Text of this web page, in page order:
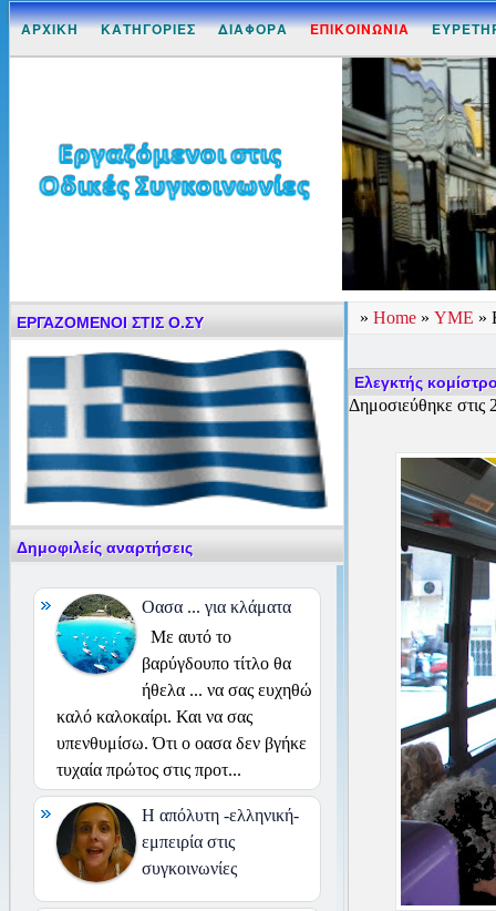
ΑΡΧΙΚΗ ΚΑΤΗΓΟΡΙΕΣ ΔΙΑΦΟΡΑ ΕΠΙΚΟΙΝΩΝΙΑ
» Home » ΥΜΕ »
Ελεγκτής
Δημοσιεύθηκε στις
ΕΡΓΑΖΟΜΕΝΟΙ ΣΤΙΣ Ο.ΣΥ
Δημοφιλείς αναρτήσεις
Οασα ... για κλάματα
Με αυτό το
βαρύγδουπο τίτλο θα
ήθελα ... να σας ευχηθώ
καλό καλοκαίρι. Και να σας
υπενθυμίσω. Ότι ο οασα δεν βγήκε
τυχαία πρώτος στις προτ...
H απόλυτη -ελληνική-
εμπειρία στις
συγκοινωνίες